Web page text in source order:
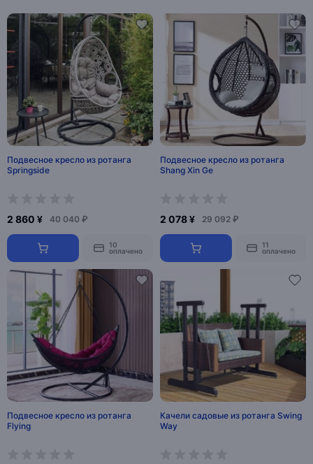
Подвесное кресло из ротанга
Springside
2 860 ¥ 40 040 ₽
10
оплачено
Подвесное кресло из ротанга
Shang Xin Ge
2 078 ¥ 29 092 ₽
11
оплачено
Подвесное кресло из ротанга
Flying
Качели садовые из ротанга Swing
Way